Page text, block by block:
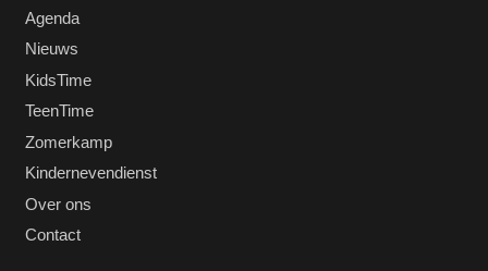
Agenda
Nieuws
KidsTime
TeenTime
Zomerkamp
Kindernevendienst
Over ons
Contact